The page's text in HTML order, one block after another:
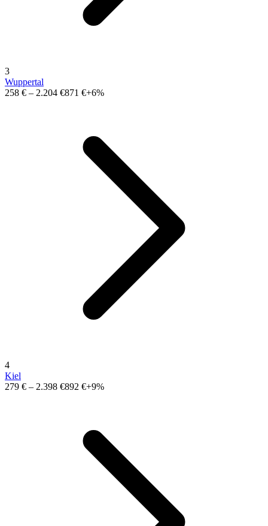
3
Wuppertal
258 € – 2.204 €871 €+6%
4
Kiel
279 € – 2.398 €892 €+9%